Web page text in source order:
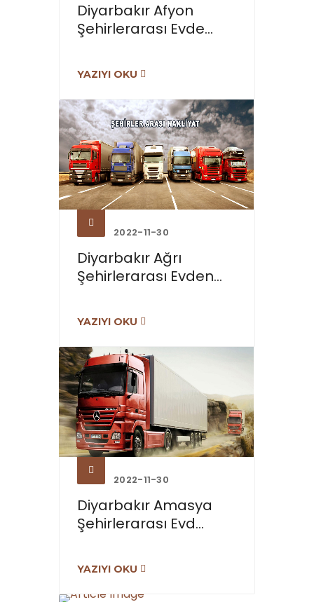
Diyarbakır Afyon
Şehirlerarası Evde...
YAZIYI OKU
2022-11-30
Diyarbakır Ağrı
Şehirlerarası Evden...
YAZIYI OKU
2022-11-30
Diyarbakır Amasya
Şehirlerarası Evd...
YAZIYI OKU